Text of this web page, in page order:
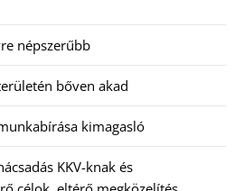
népszerűbb
bőven akad
kimagasló
KKV-knak és